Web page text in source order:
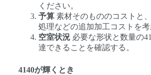
ください。
予算素材そのもののコストと
処理などの追加加工コストを考
空室状況必要な形状と数量の
達できることを確認する。
4140が輝くとき